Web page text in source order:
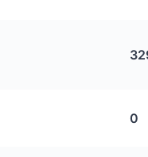
0